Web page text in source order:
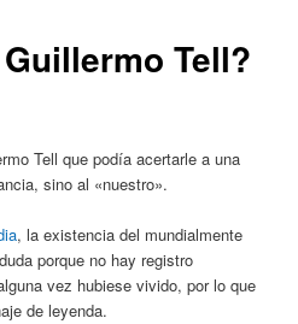
Tell?
Tell que podía acertarle a una
sino al «nuestro».
, la existencia del mundialmente
porque no hay registro
vez hubiese vivido, por lo que
de leyenda.